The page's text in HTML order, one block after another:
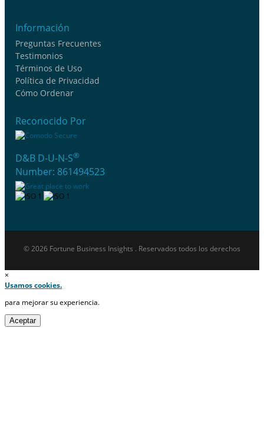
Información
Preguntas Frecuentes
Testimonios
Términos de Uso
Política de Privacidad
Cómo Ordenar
Reconocido Por
D&B D-U-N-S®
Number: 861494523
© 2026 Fortune Business Insights . Reservados todos los derechos
×
Usamos cookies.
para mejorar su experiencia.
Aceptar